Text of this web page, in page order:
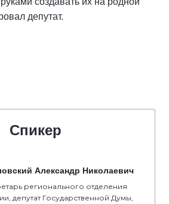
депутат.
Спикер
Александр Николаевич
регионального отделения
депутат Государственной Думы,